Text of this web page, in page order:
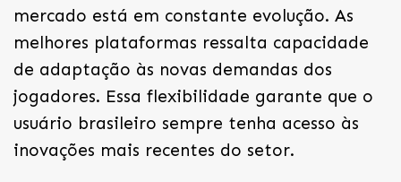
mercado está em constante evolução. As
melhores plataformas ressalta capacidade
de adaptação às novas demandas dos
jogadores. Essa flexibilidade garante que o
usuário brasileiro sempre tenha acesso às
inovações mais recentes do setor.